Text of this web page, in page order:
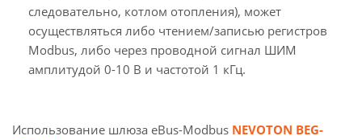
следовательно, котлом отопления), может
осуществляться либо чтением/записью регистров
Modbus, либо через проводной сигнал ШИМ
амплитудой 0-10 В и частотой 1 кГц.
Использование шлюза eBus-Modbus NEVOTON BEG-